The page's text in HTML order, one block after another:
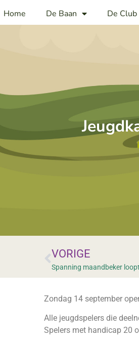
Home De Baan De Club
VORIGE
Spanning maandbeker
Zondag 14 september
Alle jeugdspelers die
Spelers met handicap 20